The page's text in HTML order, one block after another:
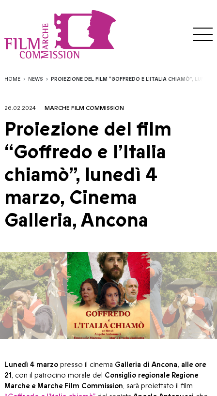
HOME NEWS PROIEZIONE DEL FILM “GOFFREDO E L’ITALIA CHIAMÒ”,
26.02.2024 MARCHE FILM COMMISSION
Proiezione del film
“Goffredo e l’Italia
chiamò”, lunedì 4
marzo, Cinema
Galleria, Ancona
Lunedì 4 marzo presso il cinema Galleria di Ancona, alle ore
21, con il patrocino morale del Consiglio regionale Regione
Marche e Marche Film Commission, sarà proiettato il film